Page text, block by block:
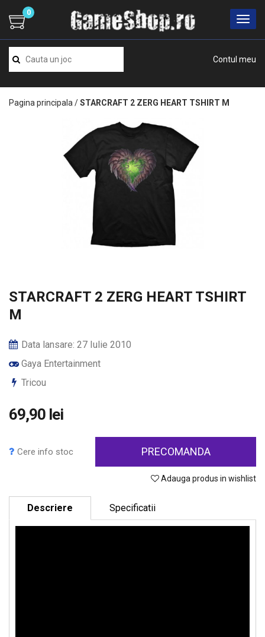
Contul meu
0
Pagina principala /STARCRAFT 2 ZERG HEART TSHIRT M
STARCRAFT 2 ZERG HEART TSHIRT
M
Data lansare: 27 Iulie 2010
Gaya Entertainment
Tricou
69,90 lei
Cere info stoc PRECOMANDA
Adauga produs in wishlist
Descriere Specificatii